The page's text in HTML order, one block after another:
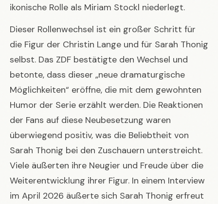
ikonische Rolle als Miriam Stockl niederlegt.
Dieser Rollenwechsel ist ein großer Schritt für
die Figur der Christin Lange und für Sarah Thonig
selbst. Das ZDF bestätigte den Wechsel und
betonte, dass dieser „neue dramaturgische
Möglichkeiten“ eröffne, die mit dem gewohnten
Humor der Serie erzählt werden. Die Reaktionen
der Fans auf diese Neubesetzung waren
überwiegend positiv, was die Beliebtheit von
Sarah Thonig bei den Zuschauern unterstreicht.
Viele äußerten ihre Neugier und Freude über die
Weiterentwicklung ihrer Figur. In einem Interview
im April 2026 äußerte sich Sarah Thonig erfreut